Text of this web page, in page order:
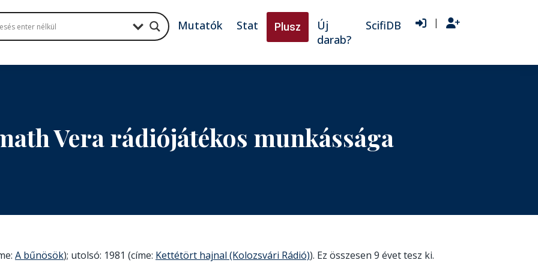
Mutatók Stat Plusz
Új
darab?
ScifiDB |
Vera rádiójátékos munkássága
A bűnösök); utolsó: 1981 (címe: Kettétört hajnal (Kolozsvári Rádió)). Ez összesen 9 évet tesz ki.